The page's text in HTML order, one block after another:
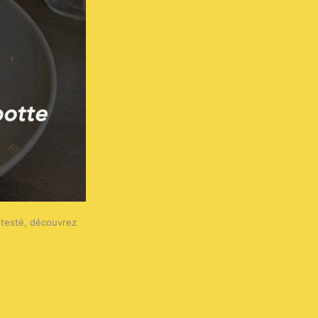
testé, découvrez